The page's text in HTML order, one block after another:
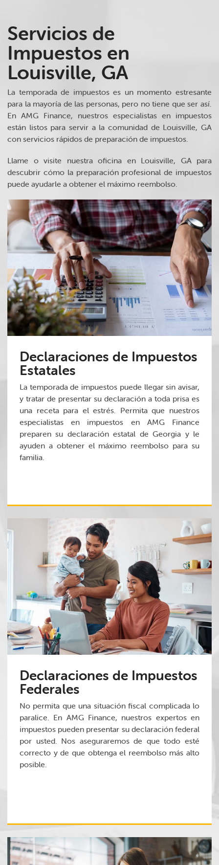
Servicios de
Impuestos en
Louisville, GA
La temporada de impuestos es un momento estresante
para la mayoría de las personas, pero no tiene que ser así.
En AMG Finance, nuestros especialistas en impuestos
están listos para servir a la comunidad de Louisville, GA
con servicios rápidos de preparación de impuestos.
Llame o visite nuestra oficina en Louisville, GA para
descubrir cómo la preparación profesional de impuestos
puede ayudarle a obtener el máximo reembolso.
Declaraciones de Impuestos
Estatales
La temporada de impuestos puede llegar sin avisar,
y tratar de presentar su declaración a toda prisa es
una receta para el estrés. Permita que nuestros
especialistas en impuestos en AMG Finance
preparen su declaración estatal de Georgia y le
ayuden a obtener el máximo reembolso para su
familia.
Declaraciones de Impuestos
Federales
No permita que una situación fiscal complicada lo
paralice. En AMG Finance, nuestros expertos en
impuestos pueden presentar su declaración federal
por usted. Nos aseguraremos de que todo esté
correcto y de que obtenga el reembolso más alto
posible.